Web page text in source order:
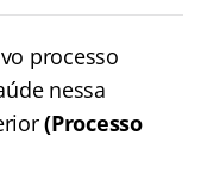
processo
nessa
(Processo